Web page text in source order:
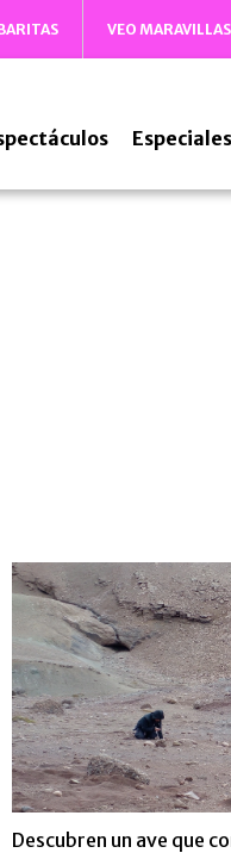
VEO MARAVILLAS
Especiales
Descubren un ave que